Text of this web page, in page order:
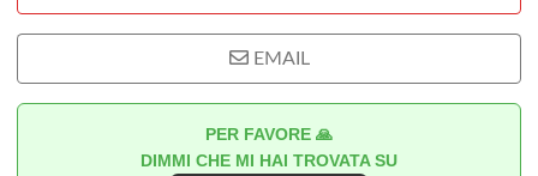
EMAIL
PER FAVORE 🙏
DIMMI CHE MI HAI TROVATA SU